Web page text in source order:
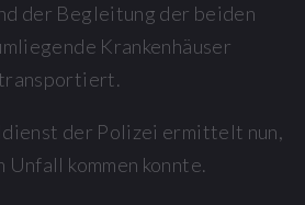
der Begleitung der beiden
Krankenhäuser
transportiert.
der Polizei ermittelt nun,
Unfall kommen konnte.